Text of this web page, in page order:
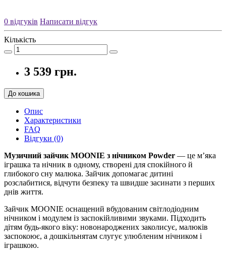
0 відгуків Написати відгук
Кількість
3 539 грн.
До кошика
Опис
Характеристики
FAQ
Відгуки (0)
Музичний зайчик MOONIE з нічником Powder — це м’яка
іграшка та нічник в одному, створені для спокійного й
глибокого сну малюка. Зайчик допомагає дитині
розслабитися, відчути безпеку та швидше засинати з перших
днів життя.
Зайчик MOONIE оснащений вбудованим світлодіодним
нічником і модулем із заспокійливими звуками. Підходить
дітям будь-якого віку: новонароджених заколисує, малюків
заспокоює, а дошкільнятам слугує улюбленим нічником і
іграшкою.